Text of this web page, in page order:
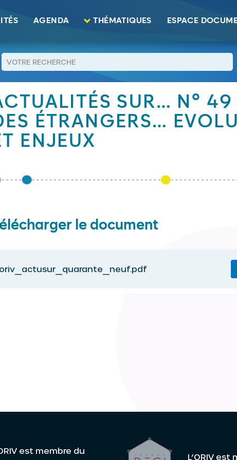
AGENDA THÉMATIQUES ESPACE
etjeux
RETOUR
SUR… N°
ÉTRANGERS…
ENJEUX
le document
oriv_actusur_quarante_neuf.pdf
est membre du
L’ORIV est